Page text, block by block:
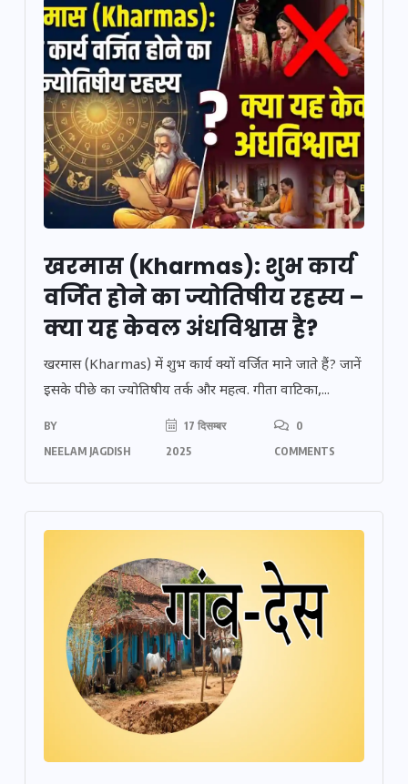
खरमास (Kharmas): शुभ कार्य
वर्जित होने का ज्योतिषीय रहस्य –
क्या यह केवल अंधविश्वास है?
खरमास (Kharmas) में शुभ कार्य क्यों वर्जित माने जाते हैं? जानें
इसके पीछे का ज्योतिषीय तर्क और महत्व. गीता वाटिका,...
BY
NEELAM JAGDISH
17 दिसम्बर
2025
0
COMMENTS